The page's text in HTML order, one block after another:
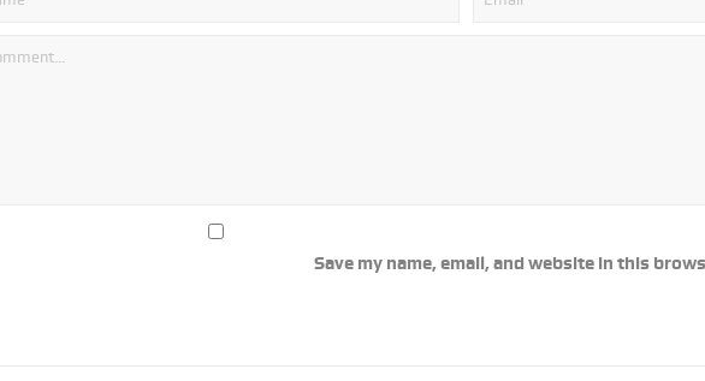
Save my name, email, and website in this